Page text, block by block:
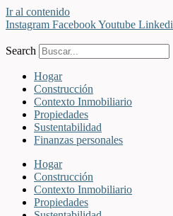
Ir al contenido
Instagram FacebookYoutube
Search
Hogar
Construcción
Contexto Inmobiliario
Propiedades
Sustentabilidad
Finanzas personales
Hogar
Construcción
Contexto Inmobiliario
Propiedades